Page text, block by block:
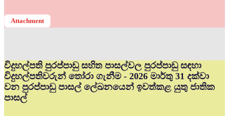
Attachment
විදුහල්පති පුරප්පාඩු සහිත පාසල්වල පුරප්පාඩු සඳහා
විදුහල්පතිවරුන් තෝරා ගැනීම - 2026 මාර්තු 31 දක්වා
වන පුරප්පාඩු පාසල් ලේඛනයෙන් ඉවත්කළ යුතු ජාතික
පාසල්